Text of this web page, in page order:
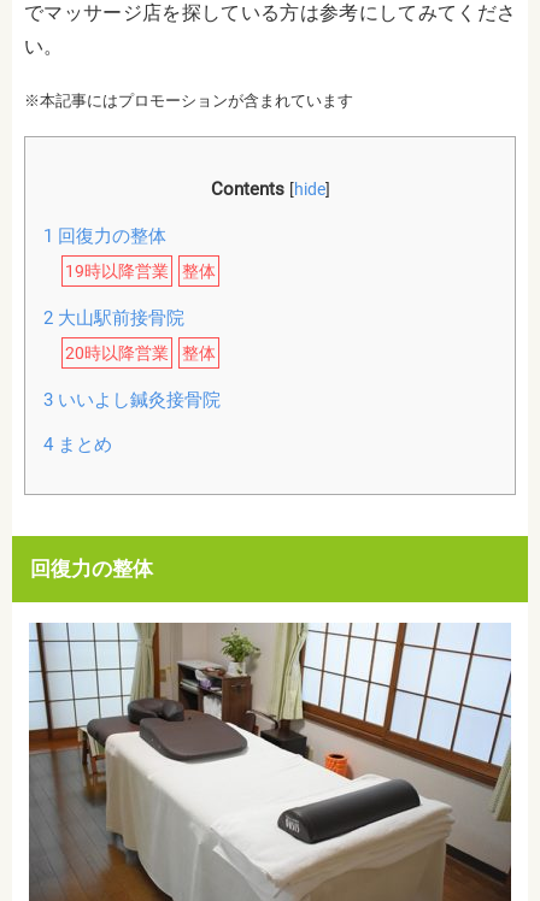
でマッサージ店を探している方は参考にしてみてくださ
い。
※本記事にはプロモーションが含まれています
Contents [hide]
1 回復力の整体
19時以降営業 整体
2大山駅前接骨院
20時以降営業 整体
3いいよし鍼灸接骨院
4まとめ
回復力の整体